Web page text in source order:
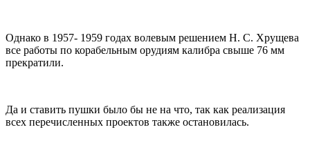
Однако в 1957- 1959 годах волевым решением Н. С. Хрущева
все работы по корабельным орудиям калибра свыше 76 мм
прекратили.
Да и ставить пушки было бы не на что, так как реализация
всех перечисленных проектов также остановилась.